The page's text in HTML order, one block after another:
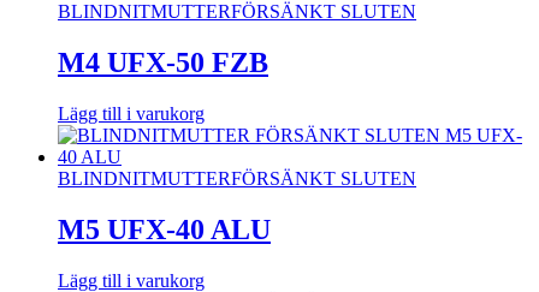
BLINDNITMUTTERFÖRSÄNKT SLUTEN
M4 UFX-50 FZB
Lägg till i varukorg
BLINDNITMUTTERFÖRSÄNKT SLUTEN
M5 UFX-40 ALU
Lägg till i varukorg